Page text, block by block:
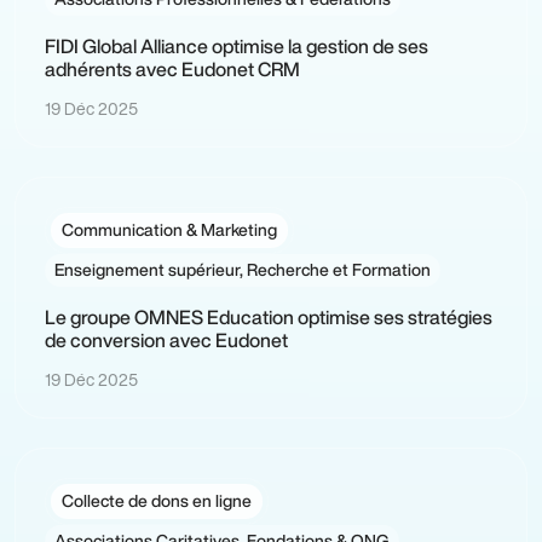
FIDI Global Alliance optimise la gestion de ses
adhérents avec Eudonet CRM
19 Déc 2025
Communication & Marketing
Enseignement supérieur, Recherche et Formation
Le groupe OMNES Education optimise ses stratégies
de conversion avec Eudonet
19 Déc 2025
Collecte de dons en ligne